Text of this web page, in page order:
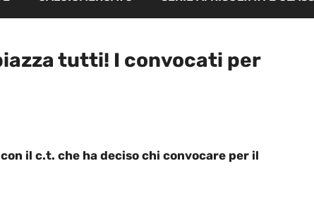
tutti! I convocati per
il c.t. che ha deciso chi convocare per il